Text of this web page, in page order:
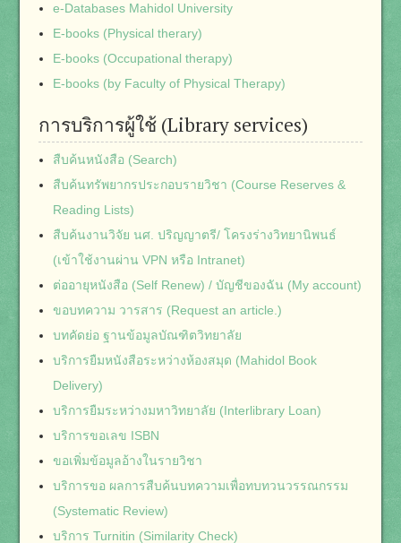
e-Databases Mahidol University
E-books (Physical therary)
E-books (Occupational therapy)
E-books (by Faculty of Physical Therapy)
การบริการผู้ใช้ (Library services)
สืบค้นหนังสือ (Search)
สืบค้นทรัพยากรประกอบรายวิชา (Course Reserves &
Reading Lists)
สืบค้นงานวิจัย นศ. ปริญญาตรี/ โครงร่างวิทยานิพนธ์
(เข้าใช้งานผ่าน VPN หรือ Intranet)
ต่ออายุหนังสือ (Self Renew) / บัญชีของฉัน (My account)
ขอบทความ วารสาร (Request an article.)
บทคัดย่อ ฐานข้อมูลบัณฑิตวิทยาลัย
บริการยืมหนังสือระหว่างห้องสมุด (Mahidol Book
Delivery)
บริการยืมระหว่างมหาวิทยาลัย (Interlibrary Loan)
บริการขอเลข ISBN
ขอเพิ่มข้อมูลอ้างในรายวิชา
บริการขอ ผลการสืบค้นบทความเพื่อทบทวนวรรณกรรม
(Systematic Review)
บริการ Turnitin (Similarity Check)